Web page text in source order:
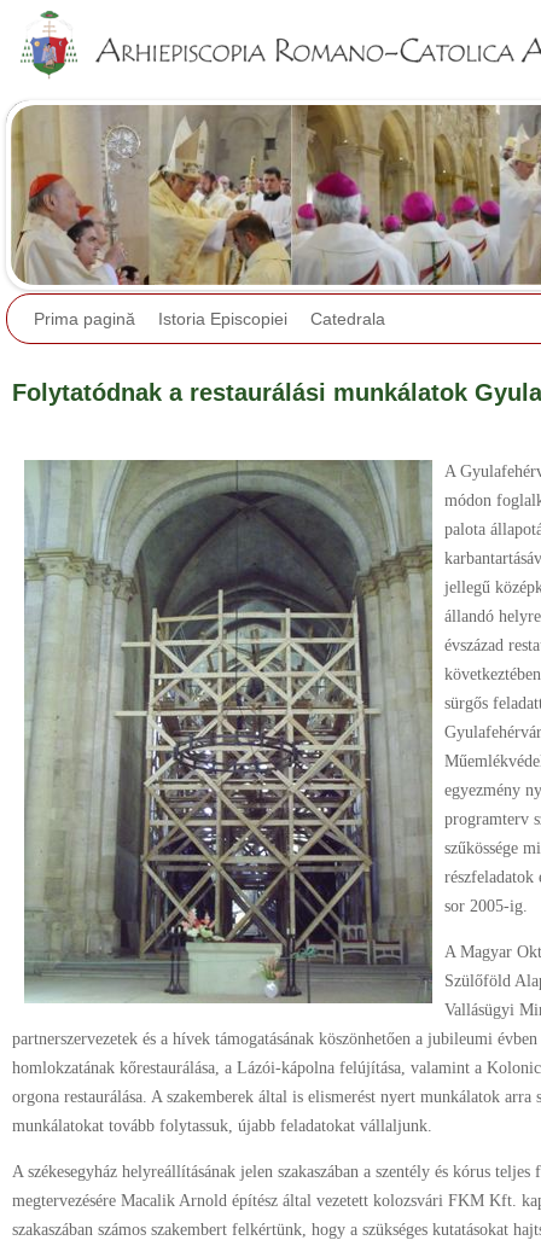
Prima pagină Istoria Episcopiei Catedrala
Folytatódnak a restaurálási munkálatok
A
módon
palota
jellegű
állandó
évszázad
sürgős
egyezmény
programterv
szűkössége
részfeladatok
sor 2005-ig.
A Magyar
Szülőföld
Vallásügyi
partnerszervezetek és a hívek támogatásának köszönhetően a jubileumi
homlokzatának kőrestaurálása, a Lázói-kápolna felújítása, valamint a
orgona restaurálása. A szakemberek által is elismerést nyert munkálatok
munkálatokat tovább folytassuk, újabb feladatokat vállaljunk.
A székesegyház helyreállításának jelen szakaszában a szentély és kórus
megtervezésére Macalik Arnold építész által vezetett kolozsvári FKM Kft.
szakaszában számos szakembert felkértünk, hogy a szükséges kutatásokat